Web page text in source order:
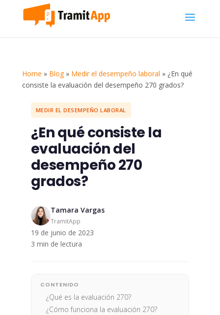
Home » Blog» Medir el desempeño laboral » ¿En qué
consiste la evaluación del desempeño 270 grados?
MEDIR EL DESEMPEÑO LABORAL
¿En qué consiste la
evaluación del
desempeño 270
grados?
Tamara Vargas
TramitApp
19 de junio de 2023
3 min de lectura
CONTENIDO
¿Qué es la evaluación 270?
¿Cómo funciona la evaluación 270?